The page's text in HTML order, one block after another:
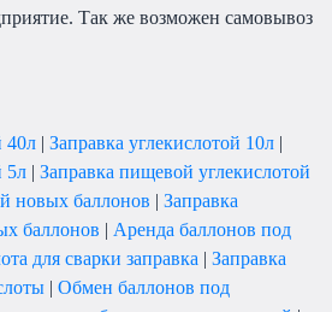
Так же возможен самовывоз
40л | Заправка углекислотой 10л |
5л | Заправка пищевой углекислотой
новых баллонов | Заправка
баллонов | Аренда баллонов под
для сварки заправка | Заправка
| Обмен баллонов под